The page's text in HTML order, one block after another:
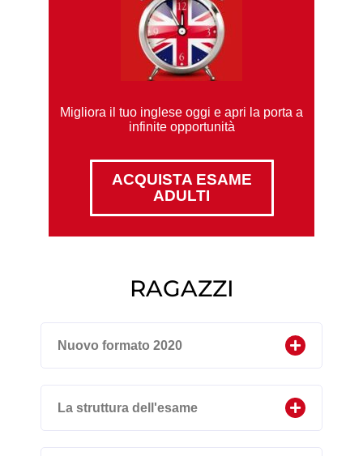
Migliora il tuo inglese oggi e apri la porta a
infinite opportunità
ACQUISTA ESAME
ADULTI
RAGAZZI
Nuovo formato 2020
La struttura dell'esame